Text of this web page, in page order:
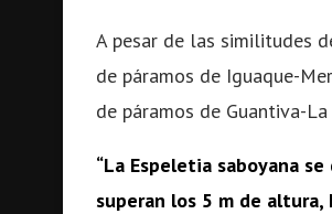
A pesar de las similitudes
de páramos de Iguaque-
de páramos de Guantiva-
“La Espeletia saboyana
superan los 5 m de